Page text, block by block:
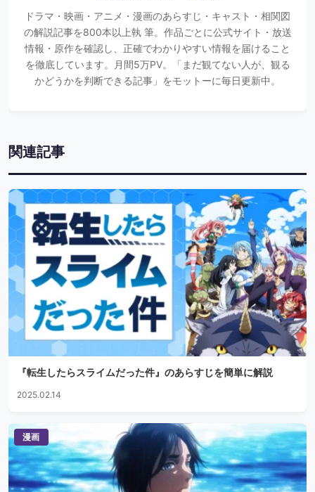
ドラマ・映画・アニメ・漫画のあらすじ・キャスト・相関図
の解説記事を800本以上執 筆。作品ごとに公式サイト・放送
情報・原作を確認し、正確でわかりやすい情報を届けること
を徹底しています。月間5万PV。「まだ観てない人が、観る
かどうかを判断できる記事」をモットーに毎日更新中。
関連記事
『転生したらスライムだった件』のあらすじを簡単に解説
2025.02.14
漫画